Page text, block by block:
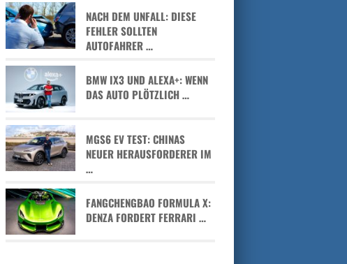
NACH DEM UNFALL: DIESE
FEHLER SOLLTEN
AUTOFAHRER …
BMW IX3 UND ALEXA+: WENN
DAS AUTO PLÖTZLICH …
MGS6 EV TEST: CHINAS
NEUER HERAUSFORDERER IM
…
FANGCHENGBAO FORMULA X:
DENZA FORDERT FERRARI …